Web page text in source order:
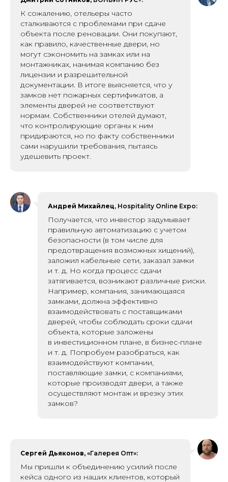
К сожалению, отельеры часто
сталкиваются с проблемами при сдаче
объекта после реновации. Они покупают,
как правило, качественные двери, но
могут сэкономить на замках или на
монтажниках, нанимая компанию без
лицензии и разрешительной
документации. В итоге выясняется, что у
замков нет пожарных сертификатов, а
элементы дверей не соответствуют
нормам. Собственники отелей думают,
что контролирующие органы к ним
придираются, но по факту собственники
сами нарушили требования, пытаясь
удешевить проект.
Андрей Михайлец, Hospitality Online Expo:
Получается, что инвестор задумывает
правильную автоматизацию с учетом
безопа сности (в том числе для
предотвращения возможных хищений),
заложил кабельные сети, заказал замки
и т. д. Но когда процесс сдачи
затягивается, возникают различные риски.
Например, компания, занимающаяся
замками, должна эффективно
взаимодействовать с поставщиками
дверей, чтобы соблюдать сроки сдачи
объекта, которые заложены
в инвестиционном плане, в бизнес-плане
и т. д. Попробуем разобраться, как
взаимодействуют компании,
поставляющие замки, с компаниями,
которые производят двери, а также
осуществляют монтаж и врезку этих
замков?
Сергей Дьяконов, «Галерея Опт»:
Мы пришли к объединению усилий после
кейса одного из наших клиентов, который